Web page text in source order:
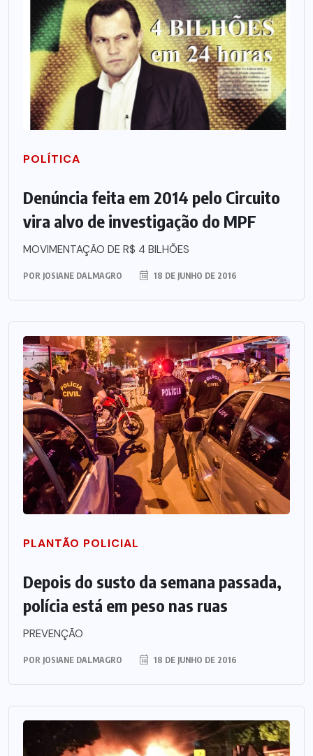
POLÍTICA
Denúncia feita em 2014 pelo Circuito
vira alvo de investigação do MPF
MOVIMENTAÇÃO DE R$ 4 BILHÕES
POR JOSIANE DALMAGRO 18 DE JUNHO DE 2016
PLANTÃO POLICIAL
Depois do susto da semana passada,
polícia está em peso nas ruas
PREVENÇÃO
POR JOSIANE DALMAGRO 18 DE JUNHO DE 2016